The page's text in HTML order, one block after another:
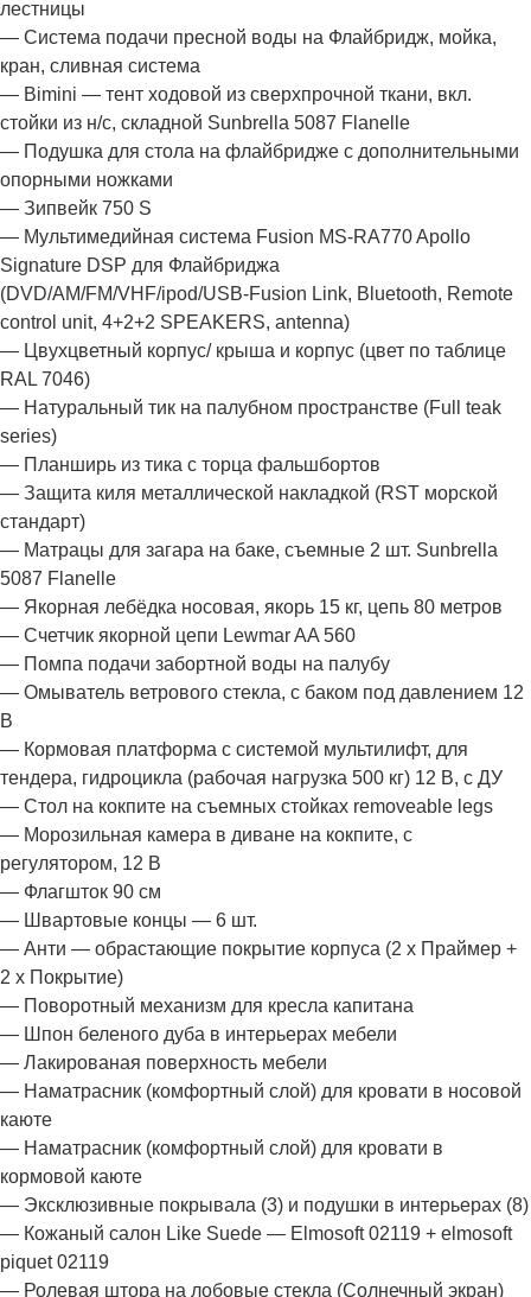
лестницы
— Система подачи пресной воды на Флайбридж, мойка,
кран, сливная система
— Bimini — тент ходовой из сверхпрочной ткани, вкл.
стойки из н/с, складной Sunbrella 5087 Flanelle
— Подушка для стола на флайбридже с дополнительными
опорными ножками
— Зипвейк 750 S
— Мультимедийная система Fusion MS-RA770 Apollo
Signature DSP для Флайбриджа
(DVD/AM/FM/VHF/ipod/USB-Fusion Link, Bluetooth, Remote
control unit, 4+2+2 SPEAKERS, antenna)
— Цвухцветный корпус/ крыша и корпус (цвет по таблице
RAL 7046)
— Натуральный тик на палубном пространстве (Full teak
series)
— Планширь из тика с торца фальшбортов
— Защита киля металлической накладкой (RST морской
стандарт)
— Матрацы для загара на баке, съемные 2 шт. Sunbrella
5087 Flanelle
— Якорная лебёдка носовая, якорь 15 кг, цепь 80 метров
— Счетчик якорной цепи Lewmar AA 560
— Помпа подачи забортной воды на палубу
— Омыватель ветрового стекла, с баком под давлением 12
В
— Кормовая платформа с системой мультилифт, для
тендера, гидроцикла (рабочая нагрузка 500 кг) 12 В, с ДУ
— Стол на кокпите на съемных стойках removeable legs
— Морозильная камера в диване на кокпите, с
регулятором, 12 В
— Флагшток 90 см
— Швартовые концы — 6 шт.
— Анти — обрастающие покрытие корпуса (2 x Праймер +
2 х Покрытие)
— Поворотный механизм для кресла капитана
— Шпон беленого дуба в интерьерах мебели
— Лакированая поверхность мебели
— Наматрасник (комфортный слой) для кровати в носовой
каюте
— Наматрасник (комфортный слой) для кровати в
кормовой каюте
— Эксклюзивные покрывала (3) и подушки в интерьерах (8)
— Кожаный салон Like Suede — Elmosoft 02119 + elmosoft
piquet 02119
— Ролевая штора на лобовые стекла (Солнечный экран)